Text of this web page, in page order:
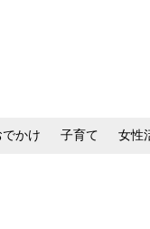
かけ 子育て 女性